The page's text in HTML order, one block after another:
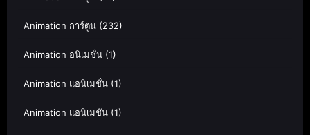
Animation การ์ตูน (232)
Animation อนิเมชั่น (1)
Animation แอนิเมชั่น (1)
Animation แอนิเมชัน (1)